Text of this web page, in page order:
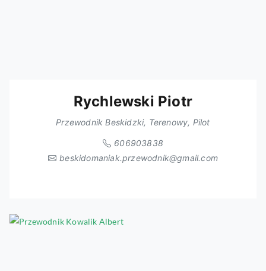
Rychlewski Piotr
Przewodnik Beskidzki, Terenowy, Pilot
606903838
beskidomaniak.przewodnik@gmail.com